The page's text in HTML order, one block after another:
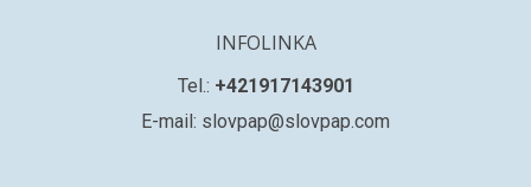
INFOLINKA
Tel.: +421917143901
E-mail: slovpap@slovpap.com